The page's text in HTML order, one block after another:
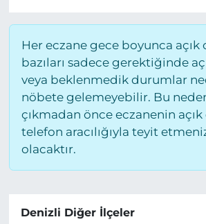
Her eczane gece boyunca
bazıları sadece gerektiğinde
veya beklenmedik durumlar
nöbete gelemeyebilir. Bu
çıkmadan önce eczanenin
telefon aracılığıyla teyit
olacaktır.
Denizli Diğer İlçeler